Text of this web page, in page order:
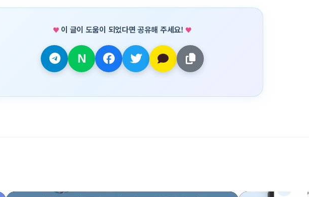
이 글이 도움이 되었다면 공유해 주세요!